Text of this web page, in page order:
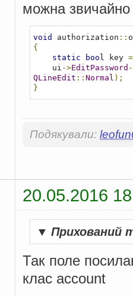
можна звичайно
void authorization ::
{
static
bool key =
    ui
->EditPassword
QLineEdit :: Normal );
}
Подякували:
20.05.2016
▼ Прихований
Так поле
клас account